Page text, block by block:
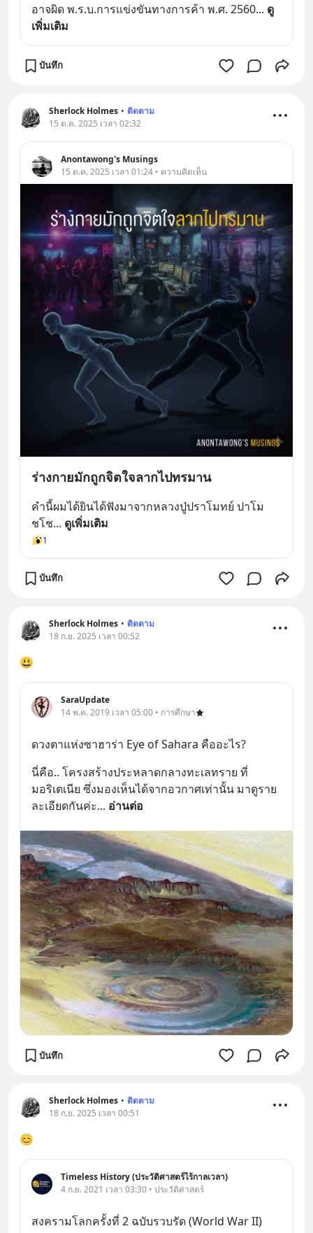
อาจผิด พ.ร.บ.การแข่งขันทางการค้า พ.ศ. 2560... ดู
เพิ่มเติม
บันทึก
Sherlock Holmes • ติดตาม
15 ต.ค. 2025 เวลา 02:32
Anontawong's Musings
15 ต.ค. 2025 เวลา 01:24 • ความคิดเห็น
ร่างกายมักถูกจิตใจลากไปทรมาน
คำนี้ผมได้ยินได้ฟังมาจากหลวงปู่ปราโมทย์ ปาโม
ชโช... ดูเพิ่มเติม
1
บันทึก
Sherlock Holmes • ติดตาม
18 ก.ย. 2025 เวลา 00:52
😃
SaraUpdate
14 พ.ค. 2019 เวลา 05:00 • การศึกษา
ดวงตาแห่งซาฮาร่า Eye of Sahara คืออะไร?
นี่คือ.. โครงสร้างประหลาดกลางทะเลทราย ที่
มอริเตเนีย ซึ่งมองเห็นได้จากอวกาศเท่านั้น มาดูราย
ละเอียดกันค่ะ... อ่านต่อ
บันทึก
Sherlock Holmes • ติดตาม
18 ก.ย. 2025 เวลา 00:51
😊
Timeless History (ประวัติศาสตร์ไร้กาลเวลา)
4 ก.ย. 2021 เวลา 03:30 • ประวัติศาสตร์
สงครามโลกครั้งที่ 2 ฉบับรวบรัด (World War II)